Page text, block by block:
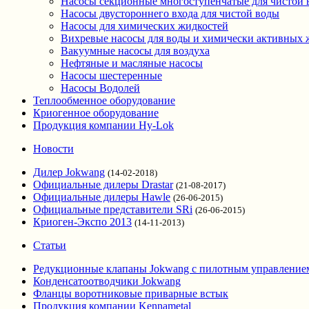
Насосы двустороннего входа для чистой воды
Насосы для химических жидкостей
Вихревые насосы для воды и химически активных
Вакуумные насосы для воздуха
Нефтяные и масляные насосы
Насосы шестеренные
Насосы Водолей
Теплообменное оборудование
Криогенное оборудование
Продукция компании Hy-Lok
Новости
Дилер Jokwang (14-02-2018)
Официальные дилеры Drastar (21-08-2017)
Официальные дилеры Hawle (26-06-2015)
Официальные представители SRi (26-06-2015)
Криоген-Экспо 2013 (14-11-2013)
Статьи
Редукционные клапаны Jokwang с пилотным
Конденсатоотводчики Jokwang
Фланцы воротниковые приварные встык
Продукция компании Kennametal